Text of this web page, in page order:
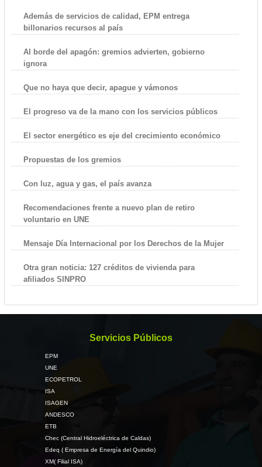
Además de servicios de calidad, EPM entrega
billonarios recursos al país
Al borde del apagón: gremios advierten, gobierno
ignora
Que no haya que decir, apague y vámonos
El progreso va de la mano con los servicios públicos
El sector energético es eje del crecimiento económico
Propuestas de los gremios
Con luz, agua y gas, el país avanza
Recomendaciones frente a nuevo plan de retiro
voluntario en UNE
Mensaje Día Internacional por los Derechos de la Mujer
Otra gran noticia: 127 créditos de vivienda para
afiliados SINPRO
Servicios Públicos
EPM
UNE
ECOPETROL
ISA
ISAGEN
ANDESCO
ETB
Chec (Central Hidroeléctrica de Caldas)
Edeq ( Empresa de Energía del Quindio)
XM( Filial ISA)